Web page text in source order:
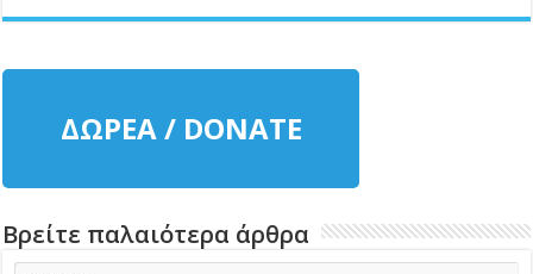
ΔΩΡΕΑ / DONATE
Βρείτε παλαιότερα άρθρα